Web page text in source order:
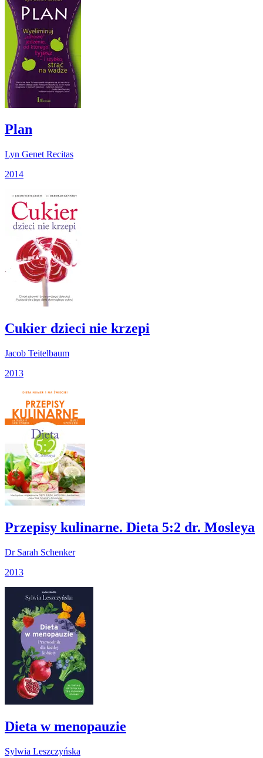
Plan
Lyn Genet Recitas
2014
Cukier dzieci nie krzepi
Jacob Teitelbaum
2013
Przepisy kulinarne. Dieta 5:2 dr. Mosleya
Dr Sarah Schenker
2013
Dieta w menopauzie
Sylwia Leszczyńska